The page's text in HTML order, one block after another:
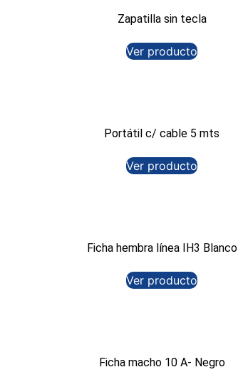
Zapatilla sin tecla
Ver producto
Portátil c/ cable 5 mts
Ver producto
Ficha hembra línea IH3 Blanco
Ver producto
Ficha macho 10 A- Negro